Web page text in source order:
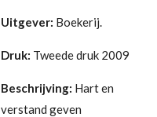
Uitgever: Boekerij.
Druk: Tweede druk 2009
Beschrijving: Hart en
verstand geven